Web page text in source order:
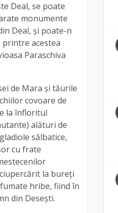
Deal, se poate
monumente
Deal, şi poate-n
printre acestea
Paraschiva
de Mara şi tăurile
covoare de
la înfloritul
alături de
sălbatice,
cu frate
la bureţi
hribe, fiind în
din Deseşti.